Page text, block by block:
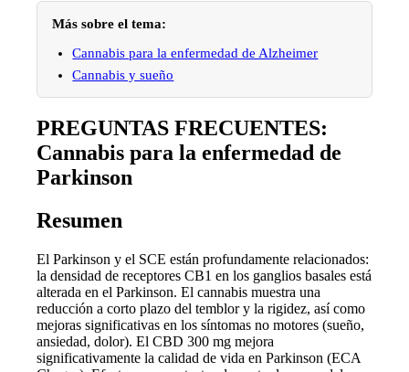
Más sobre el tema:
Cannabis para la enfermedad de Alzheimer
Cannabis y sueño
PREGUNTAS FRECUENTES:
Cannabis para la enfermedad de
Parkinson
Resumen
El Parkinson y el SCE están profundamente relacionados:
la densidad de receptores CB1 en los ganglios basales está
alterada en el Parkinson. El cannabis muestra una
reducción a corto plazo del temblor y la rigidez, así como
mejoras significativas en los síntomas no motores (sueño,
ansiedad, dolor). El CBD 300 mg mejora
significativamente la calidad de vida en Parkinson (ECA